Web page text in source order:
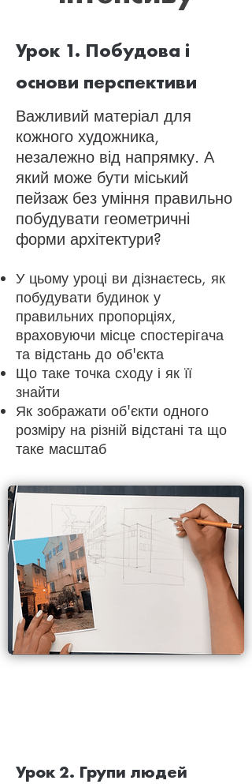
Урок 2. Групи людей
Урок 1. Побудова і
основи перспективи
Важливий матеріал для
кожного художника,
незалежно від напрямку. А
який може бути міський
пейзаж без уміння правильно
побудувати геометричні
форми архітектури?
У цьому уроці ви дізнаєтесь, як
побудувати будинок у
правильних пропорціях,
враховуючи місце спостерігача
та відстань до об'єкта
Що таке точка сходу і як її
знайти
Як зображати об'єкти одного
розміру на різній відстані та що
таке масштаб